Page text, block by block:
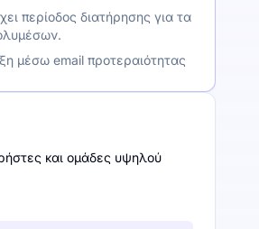
περίοδος διατήρησης για τα
μέσω email προτεραιότητας
και ομάδες υψηλού